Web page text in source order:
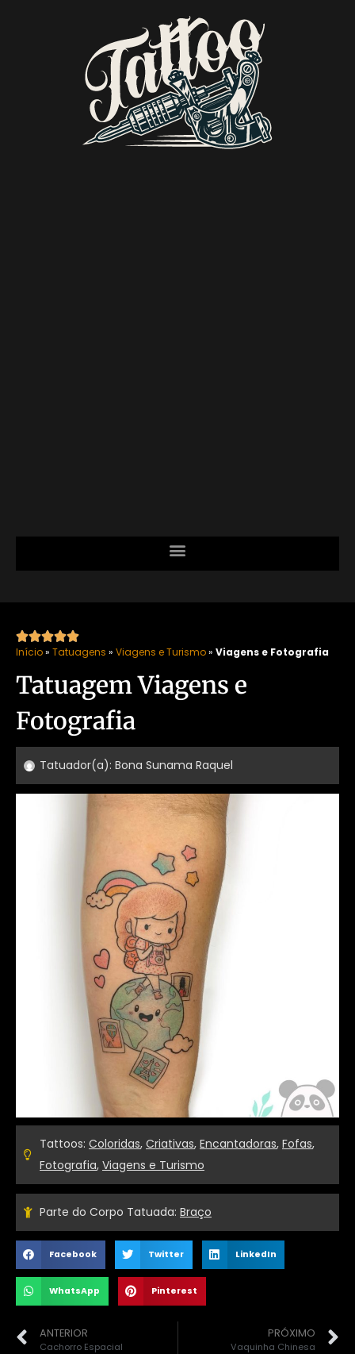

Início» Tatuagens » Viagens e Turismo» Viagens e Fotografia
Tatuagem Viagens e
Fotografia
Tatuador(a): Bona Sunama Raquel
Tattoos: Coloridas, Criativas, Encantadoras, Fofas,
Fotografia, Viagens e Turismo
Parte do Corpo Tatuada: Braço
Facebook Twitter LinkedIn
WhatsApp Pinterest
ANTERIOR
Cachorro Espacial
PRÓXIMO
Vaquinha Chinesa